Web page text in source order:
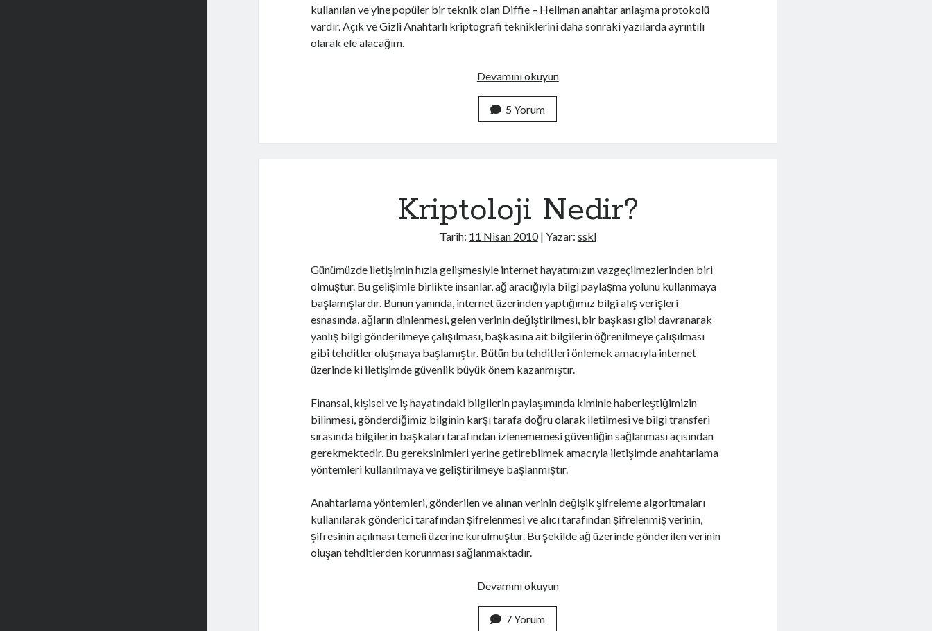
kullanılan ve yine popüler bir teknik olan Diffie – Hellmananahtar anlaşma protokolü
vardır. Açık ve Gizli Anahtarlı kriptografi tekniklerini daha sonraki yazılarda ayrıntılı
olarak ele alacağım.
Devamını okuyunK
a
i
e
K
u
l
l
a
n
l
a
n
T
e
n
i
k
r
5 Yorum
Kriptoloji Nedir?
Tarih: 11 Nisan 2010| Yazar: sskl
Günümüzde iletişimin hızla gelişmesiyle internet hayatımızın vazgeçilmezlerinden biri
olmuştur. Bu gelişimle birlikte insanlar, ağ aracığıyla bilgi paylaşma yolunu kullanmaya
başlamışlardır. Bunun yanında, internet üzerinden yaptığımız bilgi alış verişleri
esnasında, ağların dinlenmesi, gelen verinin değiştirilmesi, bir başkası gibi davranarak
yanlış bilgi gönderilmeye çalışılması, başkasına ait bilgilerin öğrenilmeye çalışılması
gibi tehditler oluşmaya başlamıştır. Bütün bu tehditleri önlemek amacıyla internet
üzerinde ki iletişimde güvenlik büyük önem kazanmıştır.
Finansal, kişisel ve iş hayatındaki bilgilerin paylaşımında kiminle haberleştiğimizin
bilinmesi, gönderdiğimiz bilginin karşı tarafa doğru olarak iletilmesi ve bilgi transferi
sırasında bilgilerin başkaları tarafından izlenememesi güvenliğin sağlanması açısından
gerekmektedir. Bu gereksinimleri yerine getirebilmek amacıyla iletişimde anahtarlama
yöntemleri kullanılmaya ve geliştirilmeye başlanmıştır.
Anahtarlama yöntemleri, gönderilen ve alınan verinin değişik şifreleme algoritmaları
kullanılarak gönderici tarafından şifrelenmesi ve alıcı tarafından şifrelenmiş verinin,
şifresinin açılması temeli üzerine kurulmuştur. Bu şekilde ağ üzerinde gönderilen verinin
oluşan tehditlerden korunması sağlanmaktadır.
Devamını okuyunK
7 Yorum